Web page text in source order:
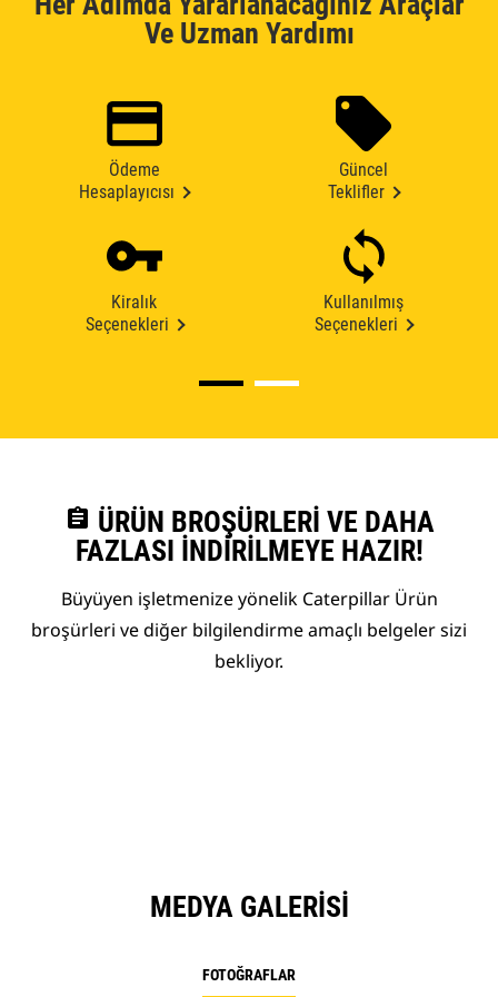
Ve Uzman Yardımı
Ödeme
Hesaplayıcısı
Güncel
Teklifler
Kiralık
Seçenekleri
Kullanılmış
Seçenekleri
assignment ÜRÜN BROŞÜRLERI VE DAHA
FAZLASI İNDIRILMEYE HAZIR!
Büyüyen işletmenize yönelik Caterpillar Ürün
broşürleri ve diğer bilgilendirme amaçlı belgeler sizi
bekliyor.
MEDYA GALERISI
FOTOĞRAFLAR